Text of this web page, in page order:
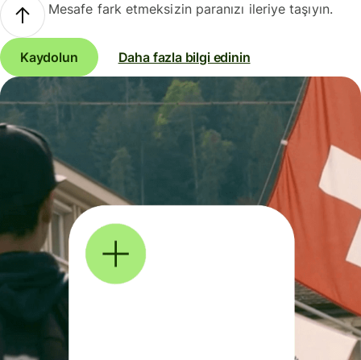
Mesafe fark etmeksizin paranızı ileriye taşıyın.
Kaydolun Daha fazla bilgi edinin